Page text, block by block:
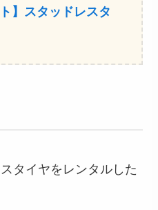
】スタッドレスタ
タイヤをレンタルした